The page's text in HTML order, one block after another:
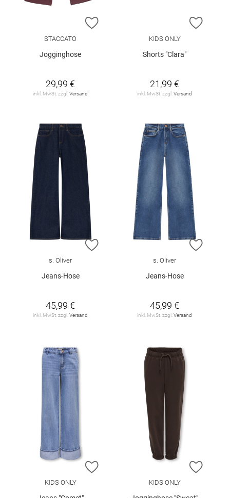
ZUR WUNSCHLISTE HINZUFÜGEN
STACCATO
Jogginghose
29,99 €
inkl. MwSt. zzgl. Versand
ZUR
KIDS ONLY
Shorts "Clara"
21,99 €
inkl. MwSt. zzgl. Versand
ZUR WUNSCHLISTE HINZUFÜGEN
s. Oliver
Jeans-Hose
45,99 €
inkl. MwSt. zzgl.Versand
ZUR
s. Oliver
Jeans-Hose
45,99 €
inkl. MwSt. zzgl.Versand
ZUR WUNSCHLISTE HINZUFÜGEN
KIDS ONLY
ZUR
KIDS ONLY